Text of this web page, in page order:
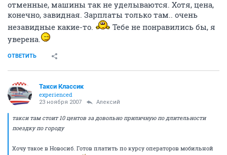
отменные, машины так не уделываются. Хотя, цена,
конечно, завидная. Зарплаты только там.. очень
незавидные какие-то.
Тебе не понравились бы, я
уверена.
ОТВЕТИТЬ
Такси Классик
experienced
23 ноября 2007 Алексий
такси там стоит 10 центов за довольно приличную по длительности
поездку по городу
Хочу такое в Новосиб. Готов платить по курсу операторов мобильной